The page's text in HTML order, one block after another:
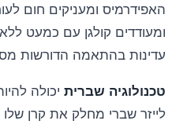
האפידרמיס ומעניקים חום
ומעודדים קולגן עם כמעט
עדינות בהתאמה הדורשות
טכנולוגיה שברית יכולה
לייזר שברי מחלק את קרן